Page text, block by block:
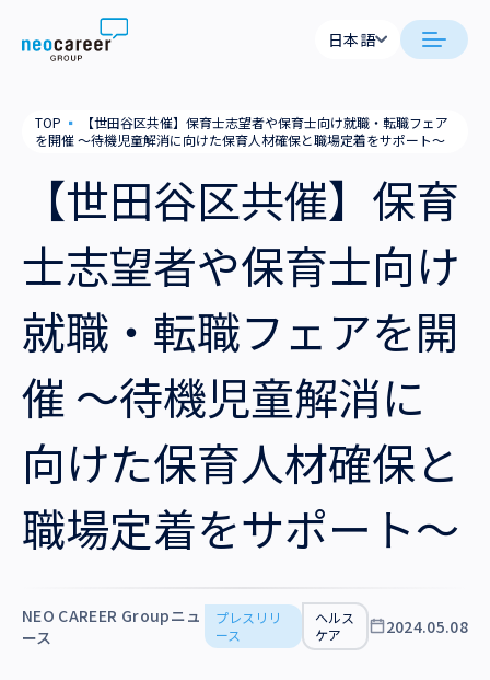
Skip to content
日
neocareer について
私たちの考え方
就労支援
業務支援
役員一覧
拠点一覧
グループ会社
採用情報
日本語
English
TOP ▪
【世田谷区共催】保育士志望者や保育士向け就職・転職フェア
を開催 ～待機児童解消に向けた保育人材確保と職場定着をサポート～
【世田谷区共催】保育
士志望者や保育士向け
就職・転職フェアを開
催 ～待機児童解消に
向けた保育人材確保と
職場定着をサポート～
NEO CAREER Groupニュ
ース
プレスリリ
ース
ヘルス
ケア
2024.05.08